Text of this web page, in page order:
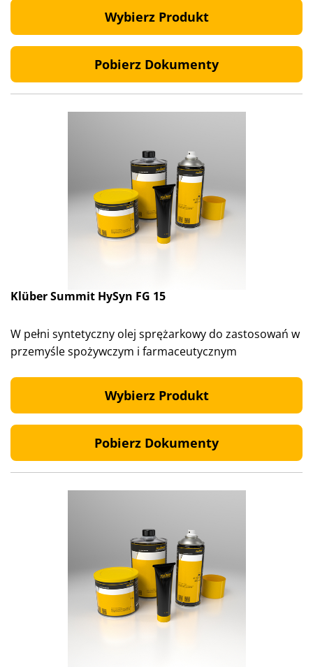
Wybierz Produkt
Pobierz Dokumenty
Klüber Summit HySyn FG 15
W pełni syntetyczny olej sprężarkowy do zastosowań w
przemyśle spożywczym i farmaceutycznym
Wybierz Produkt
Pobierz Dokumenty